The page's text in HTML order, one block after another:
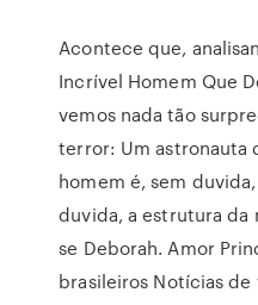
Acontece que,
Incrível Homem Que
vemos nada tão
terror: Um astronauta
homem é, sem
duvida, a estrutura da
se Deborah. Amor
brasileiros Notícias de